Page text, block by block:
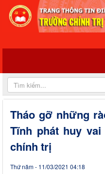
Tháo gỡ những
Tĩnh phát huy
chính trị
Thứ năm - 11/03/2021 04:18